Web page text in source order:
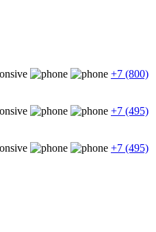
+7 (800)
+7 (495)
+7 (495)